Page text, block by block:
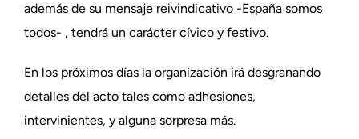
además de su mensaje reivindicativo -España somos
todos- , tendrá un carácter cívico y festivo.
En los próximos días la organización irá desgranando
detalles del acto tales como adhesiones,
intervinientes, y alguna sorpresa más.